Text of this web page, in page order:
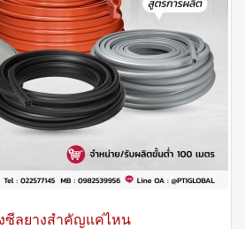
ซีลยางสำคัญแค่ไหน